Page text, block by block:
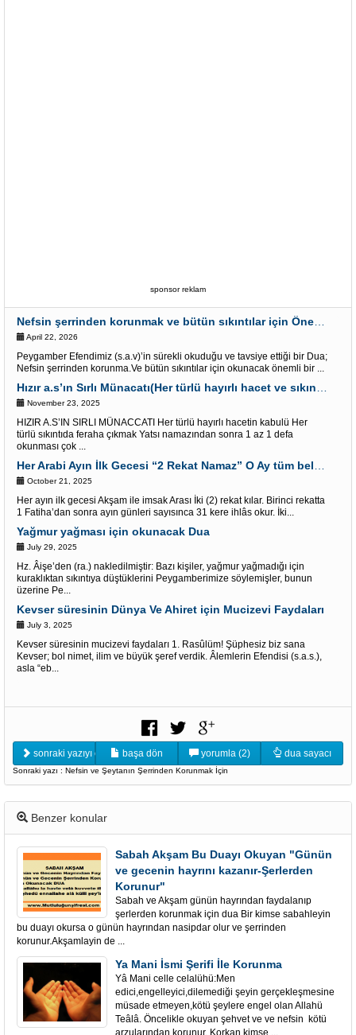
sponsor reklam
April 22, 2026
Peygamber Efendimiz (s.a.v)’in sürekli okuduğu ve tavsiye ettiği bir Dua;
Nefsin şerrinden korunma.Ve bütün sıkıntılar için okunacak önemli bir ...
November 23, 2025
HIZIR A.S’IN SIRLI MÜNACCATI Her türlü hayırlı hacetin kabulü Her
türlü sıkıntıda feraha çıkmak Yatsı namazından sonra 1 az 1 defa
okunması çok ...
October 21, 2025
Her ayın ilk gecesi Akşam ile imsak Arası İki (2) rekat kılar. Birinci rekatta
1 Fatiha’dan sonra ayın günleri sayısınca 31 kere ihlâs okur. İki...
Yağmur yağması için okunacak Dua
July 29, 2025
Hz. Âişe’den (ra.) nakledilmiştir: Bazı kişiler, yağmur yağmadığı için
kuraklıktan sıkıntıya düştüklerini Peygamberimize söylemişler, bunun
üzerine Pe...
Kevser süresinin Dünya Ve Ahiret için Mucizevi Faydaları
July 3, 2025
Kevser süresinin mucizevi faydaları 1. Rasûlüm! Şüphesiz biz sana
Kevser; bol nimet, ilim ve büyük şeref verdik. Âlemlerin Efendisi (s.a.s.),
asla “eb...
sonraki yazıyı oku başa dön yorumla (2) dua sayacı
Sonraki yazı : Nefsin ve Şeytanın Şerrinden Korunmak İçin
Benzer konular
Sabah Akşam Bu Duayı Okuyan "Günün
ve gecenin hayrını kazanır-Şerlerden
Korunur"
Sabah ve Akşam günün hayrından faydalanıp
şerlerden korunmak için dua Bir kimse sabahleyin
bu duayı okursa o günün hayrından nasipdar olur ve şerrinden
korunur.Akşamlayin de ...
Ya Mani İsmi Şerifi İle Korunma
Yâ Mani celle celalühü:Men
edici,engelleyici,dilemediği şeyin gerçekleşmesine
müsade etmeyen,kötü şeylere engel olan Allahü
Teâlâ. Öncelikle okuyan şehvet ve ve nefsin kötü
arzularından korunur. Korkan kimse ...